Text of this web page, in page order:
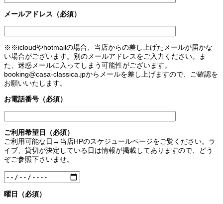
メールアドレス（必須）
※※icloudやhotmailの場合、当店からの差し上げたメールが届かな
い場合がございます。別のメールアドレスをご入力ください。ま
た、迷惑メールに入ってしまう可能性がございます。
booking@casa-classica.jpからメールを差し上げますので、ご確認を
お願いいたします。
お電話番号（必須）
ご利用希望日（必須）
ご利用可能な日→当店HPのスケジュールページをご覧ください。ラ
イブ、貸切が決定している日は情報が掲載してありますので、どう
ぞご参照下さいませ。
曜日（必須）